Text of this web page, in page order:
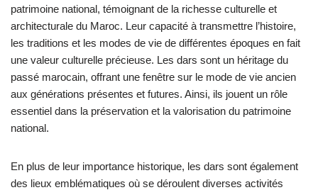
patrimoine national, témoignant de la richesse culturelle et
architecturale du Maroc. Leur capacité à transmettre l’histoire,
les traditions et les modes de vie de différentes époques en fait
une valeur culturelle précieuse. Les dars sont un héritage du
passé marocain, offrant une fenêtre sur le mode de vie ancien
aux générations présentes et futures. Ainsi, ils jouent un rôle
essentiel dans la préservation et la valorisation du patrimoine
national.
En plus de leur importance historique, les dars sont également
des lieux emblématiques où se déroulent diverses activités